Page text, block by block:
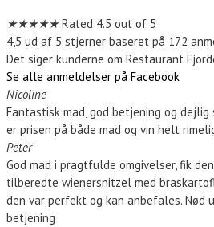
★★★★★ Rated 4.5 out of 5
4,5 ud af 5 stjerner baseret på 172
Det siger kunderne om Restaurant
Se alle anmeldelser på Facebook
Nicoline
Fantastisk mad, god betjening og
er prisen på både mad og vin helt
Peter
God mad i pragtfulde omgivelser, fik
tilberedte wienersnitzel med
den var perfekt og kan anbefales. Nød
betjening